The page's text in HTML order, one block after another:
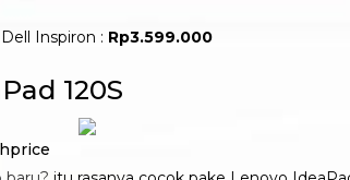
Inspiron : Rp3.599.000
120S